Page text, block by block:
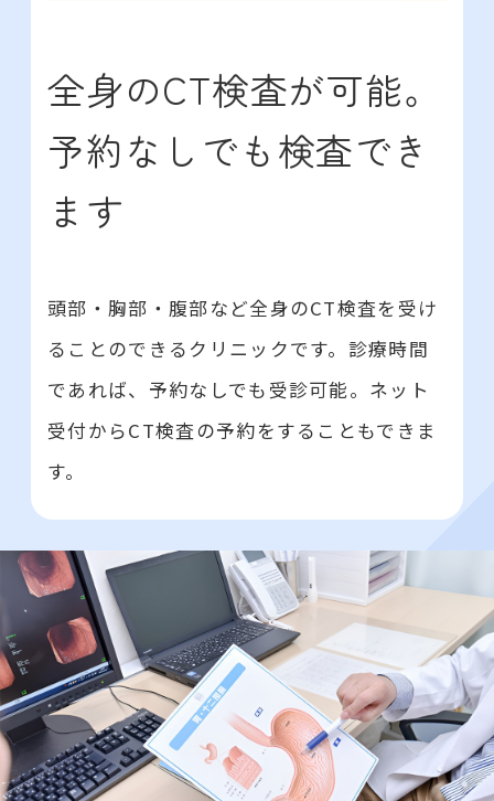
全身のCT検査が可能。
予約なしでも検査でき
ます
頭部・胸部・腹部など全身のCT検査を受け
ることのできるクリニックです。診療時間
であれば、予約なしでも受診可能。ネット
受付からCT検査の予約をすることもできま
す。